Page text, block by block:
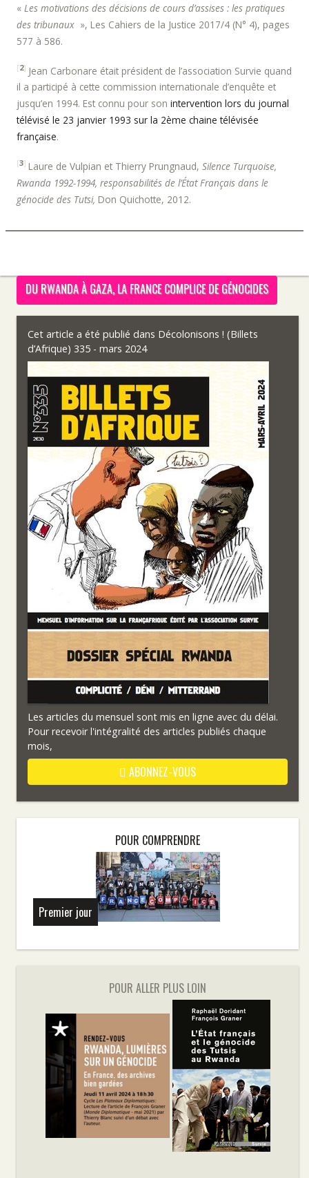
« Les motivations des décisions de cours d’assises : les pratiques
des tribunaux », Les Cahiers de la Justice 2017/4 (N° 4), pages
577 à 586.
[2] Jean Carbonare était président de l’association Survie quand
il a participé à cette commission internationale d’enquête et
jusqu’en 1994. Est connu pour son intervention lors du journal
télévisé le 23 janvier 1993 sur la 2ème chaine télévisée
française.
[3] Laure de Vulpian et Thierry Prungnaud, Silence Turquoise,
Rwanda 1992-1994, responsabilités de l’État Français dans le
génocide des Tutsi, Don Quichotte, 2012.
DU RWANDA À GAZA, LA FRANCE COMPLICE DE GÉNOCIDES
Cet article a été publié dans Décolonisons ! (Billets
d’Afrique) 335 - mars 2024
Les articles du mensuel sont mis en ligne avec du délai.
Pour recevoir l'intégralité des articles publiés chaque
mois,
ABONNEZ-VOUS
POUR COMPRENDRE
Premier jour
POUR ALLER PLUS LOIN